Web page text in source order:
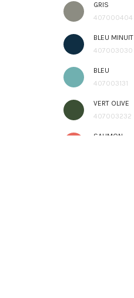
GRIS
407000404
BLEU MINUIT
407003030
BLEU
407003131
VERT OLIVE
407003232
SAUMON